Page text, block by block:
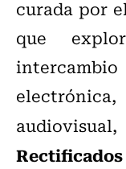
curada por
que